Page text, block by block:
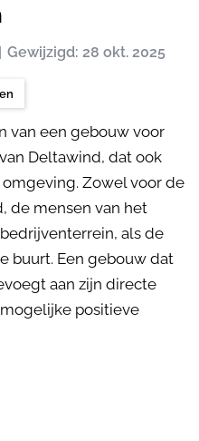
Gewijzigd: 28 okt. 2025
van een gebouw voor
Deltawind, dat ook
Zowel voor de
de mensen van het
als de
buurt. Een gebouw dat
aan zijn directe
positieve